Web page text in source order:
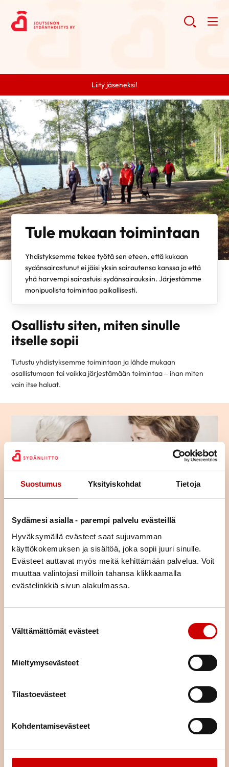
Suostumus Yksityiskohdat Tietoja
Sydämesi asialla - parempi palvelu evästeillä
Hyväksymällä evästeet saat sujuvamman
käyttökokemuksen ja sisältöä, joka sopii juuri sinulle.
Evästeet auttavat myös meitä kehittämään palvelua. Voit
muuttaa valintojasi milloin tahansa klikkaamalla
evästelinkkiä sivun alakulmassa.
Välttämättömät evästeet
Mieltymysevästeet
Tilastoevästeet
Kohdentamisevästeet
Liity jäseneksi!
Tule mukaan toimintaan
Yhdistyksemme tekee työtä sen eteen, että kukaan
sydänsairastunut ei jäisi yksin sairautensa kanssa ja että
yhä harvempi sairastuisi sydänsairauksiin. Järjestämme
monipuolista toimintaa paikallisesti.
Osallistu siten, miten sinulle
itselle sopii
Tutustu yhdistyksemme toimintaan ja lähde mukaan
osallistumaan tai vaikka järjestämään toimintaa – ihan miten
vain itse haluat.
Liity jäseneksi
Jäsenenä olet osa suurta sydänyhteisöä. Jäsenenä tuet
Järjestämme yhdessä alueemme piirin kanssa toimintaa,
annamme vertaistukea. Liittymällä jäseneksi saat neljä kertaa
vuodessa ilmestyvän laadukkaan Sydän-lehden, joka tarjoaa